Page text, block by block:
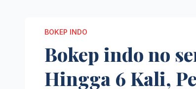
BOKEP INDO
Bokep indo no
Hingga 6 Kali,